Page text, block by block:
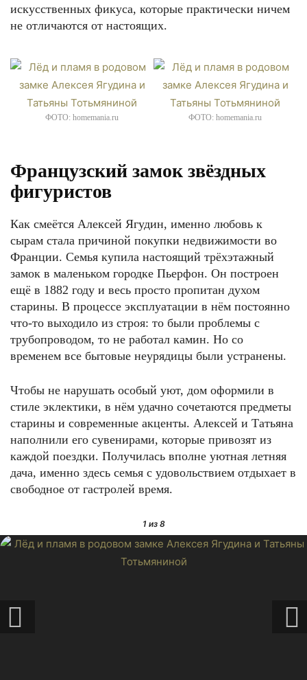
искусственных фикуса, которые практически ничем
не отличаются от настоящих.
ФОТО: homemania.ru ФОТО: homemania.ru
Французский замок звёздных
фигуристов
Как смеётся Алексей Ягудин, именно любовь к
сырам стала причиной покупки недвижимости во
Франции. Семья купила настоящий трёхэтажный
замок в маленьком городке Пьерфон. Он построен
ещё в 1882 году и весь просто пропитан духом
старины. В процессе эксплуатации в нём постоянно
что-то выходило из строя: то были проблемы с
трубопроводом, то не работал камин. Но со
временем все бытовые неурядицы были устранены.
Чтобы не нарушать особый уют, дом оформили в
стиле эклектики, в нём удачно сочетаются предметы
старины и современные акценты. Алексей и Татьяна
наполнили его сувенирами, которые привозят из
каждой поездки. Получилась вполне уютная летняя
дача, именно здесь семья с удовольствием отдыхает в
свободное от гастролей время.
1из 8